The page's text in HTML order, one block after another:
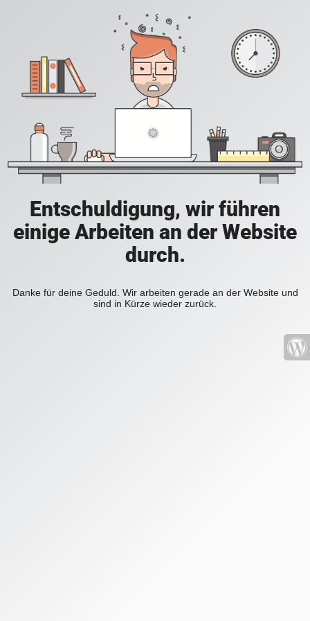
Entschuldigung, wir führen
einige Arbeiten an der Website
durch.
Danke für deine Geduld. Wir arbeiten gerade an der Website und
sind in Kürze wieder zurück.